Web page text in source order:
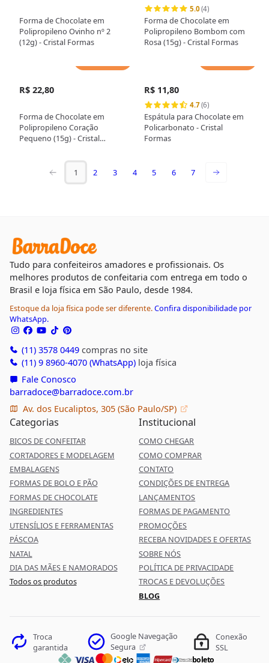
Forma de Chocolate em
Polipropileno Ovinho nº 2
(12g) - Cristal Formas
5.0(4)
Forma de Chocolate em
Polipropileno Bombom com
Rosa (15g) - Cristal Formas
R$ 22,80
Forma de Chocolate em
Polipropileno Coração
Pequeno (15g) - Cristal
R$ 11,80
4.7(6)
Espátula para Chocolate em
Policarbonato - Cristal
Formas
1 2 3 4 5 6 7
Tudo para confeiteiros amadores e profissionais. Os
melhores produtos de confeitaria com entrega em todo o
Brasil e loja física em São Paulo, desde 1984.
Estoque da loja física pode ser diferente.Confira disponibilidade por
WhatsApp.
(11) 3578 0449compras no site
(11) 9 8960-4070 (WhatsApp)loja física
Fale Conosco
barradoce@barradoce.com.br
Av. dos Eucaliptos, 305 (São Paulo/SP)
Categorias
BICOS DE CONFEITAR
CORTADORES E MODELAGEM
EMBALAGENS
FORMAS DE BOLO E PÃO
FORMAS DE CHOCOLATE
INGREDIENTES
UTENSÍLIOS E FERRAMENTAS
PÁSCOA
NATAL
DIA DAS MÃES E NAMORADOS
Todos os produtos
Institucional
COMO CHEGAR
COMO COMPRAR
CONTATO
CONDIÇÕES DE ENTREGA
LANÇAMENTOS
FORMAS DE PAGAMENTO
PROMOÇÕES
RECEBA NOVIDADES E OFERTAS
SOBRE NÓS
POLÍTICA DE PRIVACIDADE
TROCAS E DEVOLUÇÕES
BLOG
Troca
garantida
Google Navegação
Segura
Conexão
SSL
boleto